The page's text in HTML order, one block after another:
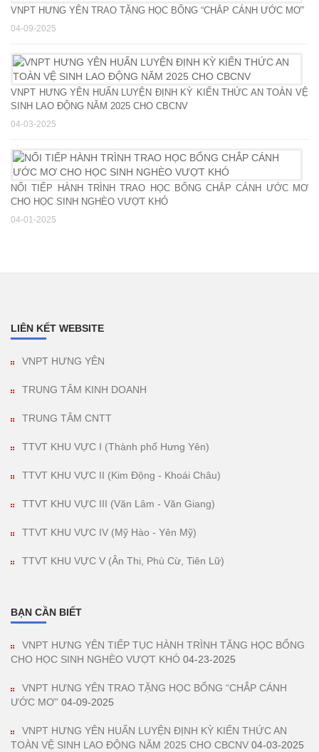
VNPT HƯNG YÊN TRAO TẶNG HỌC BỔNG “CHẮP CÁNH ƯỚC MƠ”
04-09-2025
VNPT HƯNG YÊN HUẤN LUYỆN ĐỊNH KỲ KIẾN THỨC AN TOÀN VỆ
SINH LAO ĐỘNG NĂM 2025 CHO CBCNV
04-03-2025
NỐI TIẾP HÀNH TRÌNH TRAO HỌC BỔNG CHẮP CÁNH ƯỚC MƠ
CHO HỌC SINH NGHÈO VƯỢT KHÓ
04-01-2025
LIÊN KẾT WEBSITE
VNPT HƯNG YÊN
TRUNG TÂM KINH DOANH
TRUNG TÂM CNTT
TTVT KHU VỰC I (Thành phố Hưng Yên)
TTVT KHU VỰC II (Kim Động - Khoái Châu)
TTVT KHU VỰC III (Văn Lâm - Văn Giang)
TTVT KHU VỰC IV (Mỹ Hào - Yên Mỹ)
TTVT KHU VỰC V (Ân Thi, Phù Cừ, Tiên Lữ)
BẠN CẦN BIẾT
VNPT HƯNG YÊN TIẾP TỤC HÀNH TRÌNH TẶNG HỌC BỔNG
CHO HỌC SINH NGHÈO VƯỢT KHÓ 04-23-2025
VNPT HƯNG YÊN TRAO TẶNG HỌC BỔNG “CHẮP CÁNH
ƯỚC MƠ” 04-09-2025
VNPT HƯNG YÊN HUẤN LUYỆN ĐỊNH KỲ KIẾN THỨC AN
TOÀN VỆ SINH LAO ĐỘNG NĂM 2025 CHO CBCNV 04-03-2025